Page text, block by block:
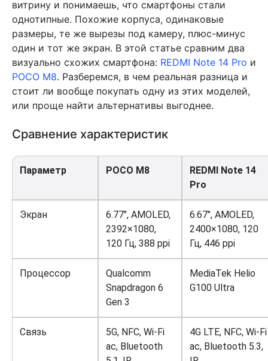
витрину и понимаешь, что смартфоны стали
однотипные. Похожие корпуса, одинаковые
размеры, те же вырезы под камеру, плюс-минус
один и тот же экран. В этой статье сравним два
визуально схожих смартфона: REDMI Note 14 Pro и
POCO M8. Разберемся, в чем реальная разница и
стоит ли вообще покупать одну из этих моделей,
или проще найти альтернативы выгоднее.
Сравнение характеристик
Параметр POCO M8
REDMI Note 14
Pro
Экран
6.77″, AMOLED,
2392×1080,
120 Гц, 388 ppi
6.67″, AMOLED,
2400×1080, 120
Гц, 446 ppi
Процессор
Qualcomm
Snapdragon 6
Gen 3
MediaTek Helio
G100 Ultra
Связь
5G, NFC, Wi-Fi
ac, Bluetooth
4G LTE, NFC, Wi-Fi
ac, Bluetooth 5.3,